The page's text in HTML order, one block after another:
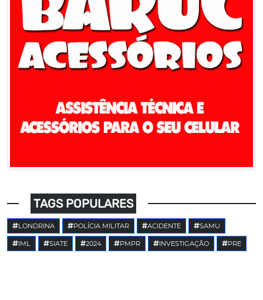
TAGS POPULARES
LONDRINA POLÍCIA MILITAR ACIDENTE SAMU
IML SIATE 2024 PMPR INVESTIGAÇÃO PRE